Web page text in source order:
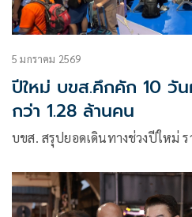
5 มกราคม 2569
ปีใหม่ บขส.คึกคัก 10 วัน
กว่า 1.28 ล้านคน
บขส. สรุปยอดเดินทางช่วงปีใหม่